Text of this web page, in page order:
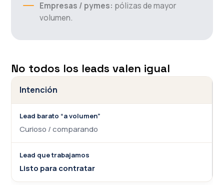
Empresas / pymes: pólizas de mayor
volumen.
No todos los leads valen igual
Intención
Curioso / comparando
Listo para contratar